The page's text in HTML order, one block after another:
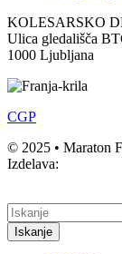
KOLESARSKO
Ulica gledališča
1000 Ljubljana
CGP
© 2025 • Maraton
Izdelava:
Iskanje